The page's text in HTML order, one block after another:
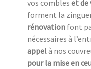
vos combles et de
forment la
rénovation font
nécessaires à
appelà nos
pour la mise en